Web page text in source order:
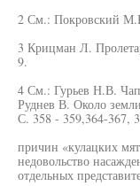
2 См.: Покровский
3 Крицман Л.
9.
4 См.: Гурьев Н.В.
Руднев В. Около
С. 358 - 359,364-367,
причин «кулацких
недовольство
отдельных